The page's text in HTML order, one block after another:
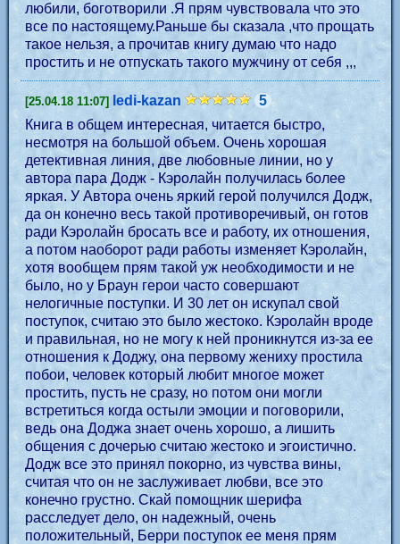
любили, боготворили .Я прям чувствовала что это
все по настоящему.Раньше бы сказала ,что прощать
такое нельзя, а прочитав книгу думаю что надо
простить и не отпускать такого мужчину от себя ,,,
[25.04.18 11:07] ledi-kazan
5
Книга в общем интересная, читается быстро,
несмотря на большой объем. Очень хорошая
детективная линия, две любовные линии, но у
автора пара Додж - Кэролайн получилась более
яркая. У Автора очень яркий герой получился Додж,
да он конечно весь такой противоречивый, он готов
ради Кэролайн бросать все и работу, их отношения,
а потом наоборот ради работы изменяет Кэролайн,
хотя вообщем прям такой уж необходимости и не
было, но у Браун герои часто совершают
нелогичные поступки. И 30 лет он искупал свой
поступок, считаю это было жестоко. Кэролайн вроде
и правильная, но не могу к ней проникнутся из-за ее
отношения к Доджу, она первому жениху простила
побои, человек который любит многое может
простить, пусть не сразу, но потом они могли
встретиться когда остыли эмоции и поговорили,
ведь она Доджа знает очень хорошо, а лишить
общения с дочерью считаю жестоко и эгоистично.
Додж все это принял покорно, из чувства вины,
считая что он не заслуживает любви, все это
конечно грустно. Скай помощник шерифа
расследует дело, он надежный, очень
положительный, Берри поступок ее меня прям